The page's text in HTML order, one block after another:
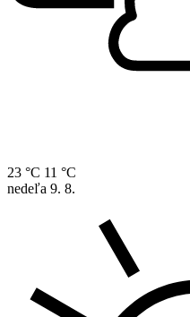
23 °C 11 °C
nedeľa 9. 8.